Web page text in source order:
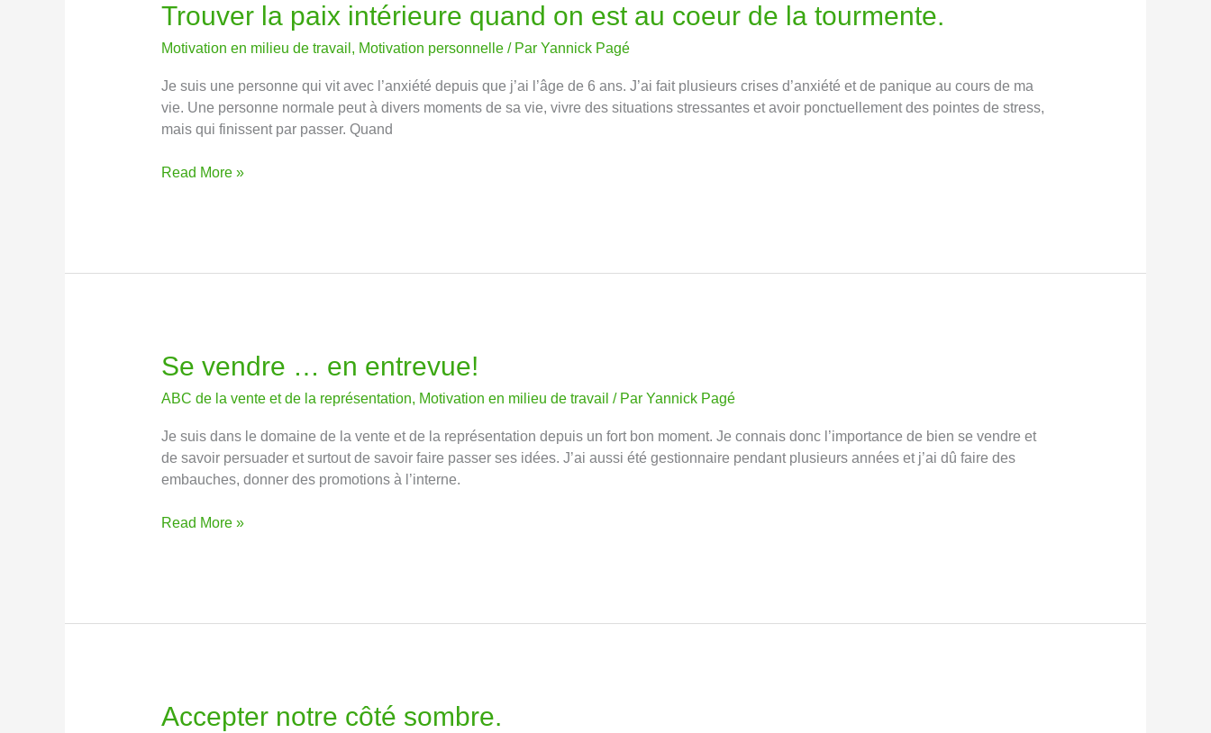
Trouver la paix intérieure quand on est au coeur de la tourmente.
Motivation en milieu de travail , Motivation personnelle/ Par Yannick Pagé
Je suis une personne qui vit avec l’anxiété depuis que j’ai l’âge de 6 ans. J’ai fait plusieurs crises d’anxiété et de panique au cours de ma
vie. Une personne normale peut à divers moments de sa vie, vivre des situations stressantes et avoir ponctuellement des pointes de stress,
mais qui finissent par passer. Quand
Trouver
paix
quand
on
est
coeur
Read More »
Se vendre … en entrevue!
ABC de la vente et de la représentation, Motivation en milieu de travail / Par Yannick Pagé
Je suis dans le domaine de la vente et de la représentation depuis un fort bon moment. Je connais donc l’importance de bien se vendre et
de savoir persuader et surtout de savoir faire passer ses idées. J’ai aussi été gestionnaire pendant plusieurs années et j’ai dû faire des
embauches, donner des promotions à l’interne.
Se
…
entrevue!
Read More »
Accepter notre côté sombre.
Accepter